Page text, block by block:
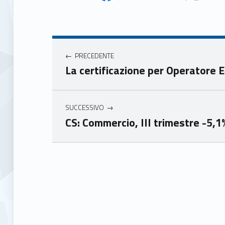
Unio
mer
e
Unio
e
Navigazione articoli
PRECEDENTE
La certificazione per Operatore
SUCCESSIVO
CS: Commercio, III trimestre -
Skip back to main navigation